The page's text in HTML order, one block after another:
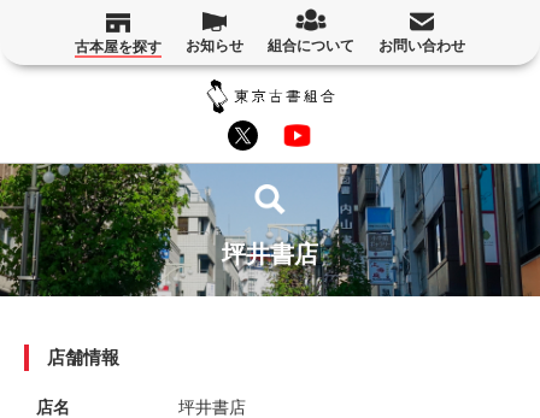
古本屋を探す お知らせ 組合について お問い合わせ
坪井書店
店舗情報
店名 坪井書店